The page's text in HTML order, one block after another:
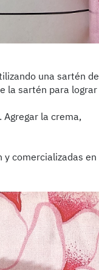
una sartén de
la sartén para lograr
Agregar la crema,
y comercializadas en